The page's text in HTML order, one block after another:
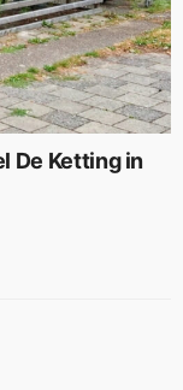
De Ketting in